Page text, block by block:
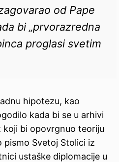
od Pape
bi „prvorazredna
proglasi svetim
hipotezu, kao
kada bi se u arhivi
koji bi opovrgnuo teoriju
pismo Svetoj Stolici iz
ustaške diplomacije u